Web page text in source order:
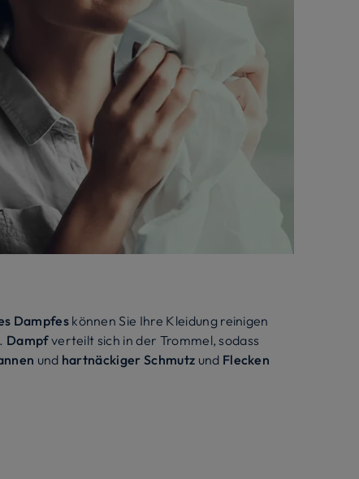
Dampfeskönnen Sie Ihre Kleidung reinigen
Dampfverteilt sich in der Trommel, sodass
und hartnäckiger Schmutz und Flecken